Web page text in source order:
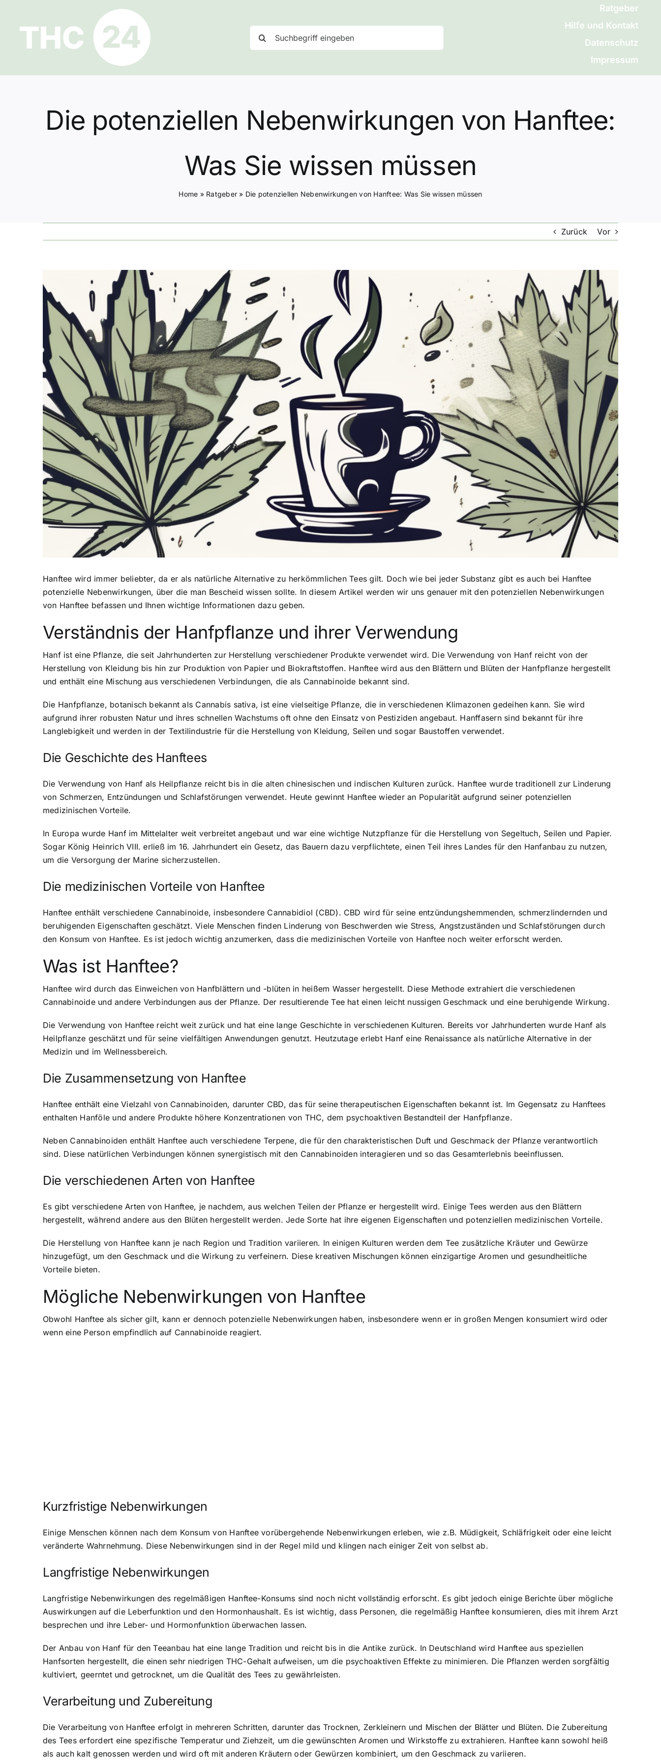
springen
nach:
Ratgeber
Hilfe und Kontakt
Datenschutz
Impressum
Die potenziellen Nebenwirkungen von Hanftee:
Was Sie wissen müssen
Home » Ratgeber » Die potenziellen Nebenwirkungen von Hanftee: Was Sie wissen müssen
Zurück Vor
grösseres
Bild
Hanftee wird immer beliebter, da er als natürliche Alternative zu herkömmlichen Tees gilt. Doch wie bei jeder Substanz gibt es auch bei Hanftee
potenzielle Nebenwirkungen, über die man Bescheid wissen sollte. In diesem Artikel werden wir uns genauer mit den potenziellen Nebenwirkungen
von Hanftee befassen und Ihnen wichtige Informationen dazu geben.
Verständnis der Hanfpflanze und ihrer Verwendung
Hanf ist eine Pflanze, die seit Jahrhunderten zur Herstellung verschiedener Produkte verwendet wird. Die Verwendung von Hanf reicht von der
Herstellung von Kleidung bis hin zur Produktion von Papier und Biokraftstoffen. Hanftee wird aus den Blättern und Blüten der Hanfpflanze hergestellt
und enthält eine Mischung aus verschiedenen Verbindungen, die als Cannabinoide bekannt sind.
Die Hanfpflanze, botanisch bekannt als Cannabis sativa, ist eine vielseitige Pflanze, die in verschiedenen Klimazonen gedeihen kann. Sie wird
aufgrund ihrer robusten Natur und ihres schnellen Wachstums oft ohne den Einsatz von Pestiziden angebaut. Hanffasern sind bekannt für ihre
Langlebigkeit und werden in der Textilindustrie für die Herstellung von Kleidung, Seilen und sogar Baustoffen verwendet.
Die Geschichte des Hanftees
Die Verwendung von Hanf als Heilpflanze reicht bis in die alten chinesischen und indischen Kulturen zurück. Hanftee wurde traditionell zur Linderung
von Schmerzen, Entzündungen und Schlafstörungen verwendet. Heute gewinnt Hanftee wieder an Popularität aufgrund seiner potenziellen
medizinischen Vorteile.
In Europa wurde Hanf im Mittelalter weit verbreitet angebaut und war eine wichtige Nutzpflanze für die Herstellung von Segeltuch, Seilen und Papier.
Sogar König Heinrich VIII. erließ im 16. Jahrhundert ein Gesetz, das Bauern dazu verpflichtete, einen Teil ihres Landes für den Hanfanbau zu nutzen,
um die Versorgung der Marine sicherzustellen.
Die medizinischen Vorteile von Hanftee
Hanftee enthält verschiedene Cannabinoide, insbesondere Cannabidiol (CBD). CBD wird für seine entzündungshemmenden, schmerzlindernden und
beruhigenden Eigenschaften geschätzt. Viele Menschen finden Linderung von Beschwerden wie Stress, Angstzuständen und Schlafstörungen durch
den Konsum von Hanftee. Es ist jedoch wichtig anzumerken, dass die medizinischen Vorteile von Hanftee noch weiter erforscht werden.
Was ist Hanftee?
Hanftee wird durch das Einweichen von Hanfblättern und -blüten in heißem Wasser hergestellt. Diese Methode extrahiert die verschiedenen
Cannabinoide und andere Verbindungen aus der Pflanze. Der resultierende Tee hat einen leicht nussigen Geschmack und eine beruhigende Wirkung.
Die Verwendung von Hanftee reicht weit zurück und hat eine lange Geschichte in verschiedenen Kulturen. Bereits vor Jahrhunderten wurde Hanf als
Heilpflanze geschätzt und für seine vielfältigen Anwendungen genutzt. Heutzutage erlebt Hanf eine Renaissance als natürliche Alternative in der
Medizin und im Wellnessbereich.
Die Zusammensetzung von Hanftee
Hanftee enthält eine Vielzahl von Cannabinoiden, darunter CBD, das für seine therapeutischen Eigenschaften bekannt ist. Im Gegensatz zu Hanftees
enthalten Hanföle und andere Produkte höhere Konzentrationen von THC, dem psychoaktiven Bestandteil der Hanfpflanze.
Neben Cannabinoiden enthält Hanftee auch verschiedene Terpene, die für den charakteristischen Duft und Geschmack der Pflanze verantwortlich
sind. Diese natürlichen Verbindungen können synergistisch mit den Cannabinoiden interagieren und so das Gesamterlebnis beeinflussen.
Die verschiedenen Arten von Hanftee
Es gibt verschiedene Arten von Hanftee, je nachdem, aus welchen Teilen der Pflanze er hergestellt wird. Einige Tees werden aus den Blättern
hergestellt, während andere aus den Blüten hergestellt werden. Jede Sorte hat ihre eigenen Eigenschaften und potenziellen medizinischen Vorteile.
Die Herstellung von Hanftee kann je nach Region und Tradition variieren. In einigen Kulturen werden dem Tee zusätzliche Kräuter und Gewürze
hinzugefügt, um den Geschmack und die Wirkung zu verfeinern. Diese kreativen Mischungen können einzigartige Aromen und gesundheitliche
Vorteile bieten.
Mögliche Nebenwirkungen von Hanftee
Obwohl Hanftee als sicher gilt, kann er dennoch potenzielle Nebenwirkungen haben, insbesondere wenn er in großen Mengen konsumiert wird oder
wenn eine Person empfindlich auf Cannabinoide reagiert.
Kurzfristige Nebenwirkungen
Einige Menschen können nach dem Konsum von Hanftee vorübergehende Nebenwirkungen erleben, wie z.B. Müdigkeit, Schläfrigkeit oder eine leicht
veränderte Wahrnehmung. Diese Nebenwirkungen sind in der Regel mild und klingen nach einiger Zeit von selbst ab.
Langfristige Nebenwirkungen
Langfristige Nebenwirkungen des regelmäßigen Hanftee-Konsums sind noch nicht vollständig erforscht. Es gibt jedoch einige Berichte über mögliche
Auswirkungen auf die Leberfunktion und den Hormonhaushalt. Es ist wichtig, dass Personen, die regelmäßig Hanftee konsumieren, dies mit ihrem Arzt
besprechen und ihre Leber- und Hormonfunktion überwachen lassen.
Der Anbau von Hanf für den Teeanbau hat eine lange Tradition und reicht bis in die Antike zurück. In Deutschland wird Hanftee aus speziellen
Hanfsorten hergestellt, die einen sehr niedrigen THC-Gehalt aufweisen, um die psychoaktiven Effekte zu minimieren. Die Pflanzen werden sorgfältig
kultiviert, geerntet und getrocknet, um die Qualität des Tees zu gewährleisten.
Verarbeitung und Zubereitung
Die Verarbeitung von Hanftee erfolgt in mehreren Schritten, darunter das Trocknen, Zerkleinern und Mischen der Blätter und Blüten. Die Zubereitung
des Tees erfordert eine spezifische Temperatur und Ziehzeit, um die gewünschten Aromen und Wirkstoffe zu extrahieren. Hanftee kann sowohl heiß
als auch kalt genossen werden und wird oft mit anderen Kräutern oder Gewürzen kombiniert, um den Geschmack zu variieren.